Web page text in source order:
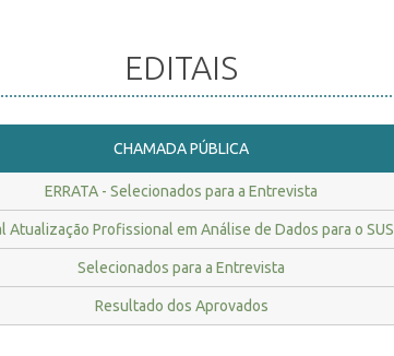
EDITAIS
CHAMADA PÚBLICA
ERRATA - Selecionados para a Entrevista
Atualização Profissional em Análise de Dados para o SUS
Selecionados para a Entrevista
Resultado dos Aprovados